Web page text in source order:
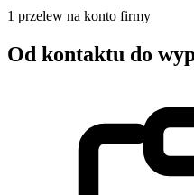
1 przelew na konto firmy
Od kontaktu do